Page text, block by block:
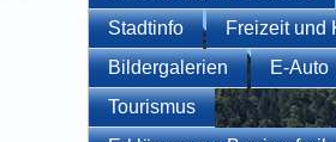
Stadtinfo
Freizeit und
Bildergalerien
E-Auto
Tourismus